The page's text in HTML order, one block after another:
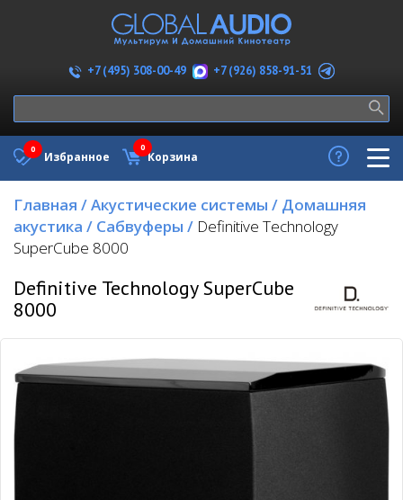
+7 (495) 308-00-49 +7 (926) 858-91-51
Избранное
0
Корзина
0
Главная /Акустические системы / Домашняя
акустика / Сабвуферы / Definitive Technology
SuperCube 8000
Definitive Technology SuperCube
8000